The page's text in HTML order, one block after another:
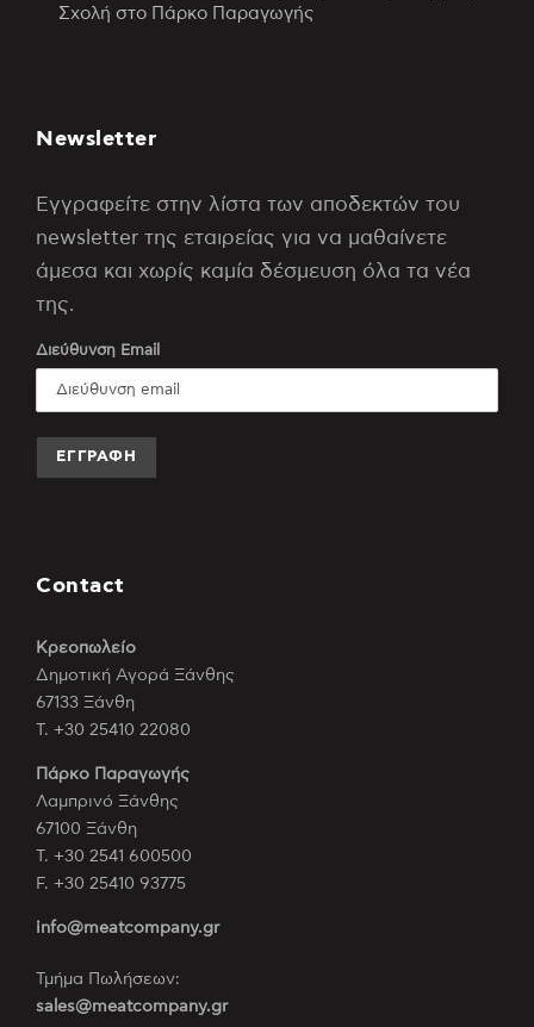
Σχολή στο Πάρκο Παραγωγής
Newsletter
Εγγραφείτε στην λίστα των αποδεκτών του
newsletter της εταιρείας για να μαθαίνετε
άμεσα και χωρίς καμία δέσμευση όλα τα νέα
της.
Διεύθυνση Email
Contact
Κρεοπωλείο
Δημοτική Αγορά Ξάνθης
67133 Ξάνθη
Τ. +30 25410 22080
Πάρκο Παραγωγής
Λαμπρινό Ξάνθης
67100 Ξάνθη
Τ. +30 2541 600500
F. +30 25410 93775
info@meatcompany.gr
Τμήμα Πωλήσεων:
sales@meatcompany.gr